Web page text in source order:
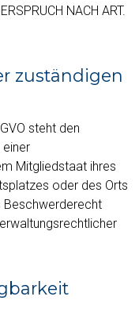
NACH ART.
zuständigen
steht den
Mitgliedstaat ihres
oder des Orts
Beschwerderecht